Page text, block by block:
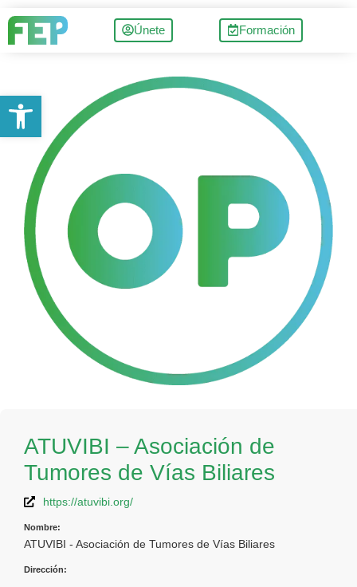
Únete Formación
ATUVIBI – Asociación de
Tumores de Vías Biliares
https://atuvibi.org/
Nombre:
ATUVIBI - Asociación de Tumores de Vías Biliares
Dirección:
Abrir barra de herramientas